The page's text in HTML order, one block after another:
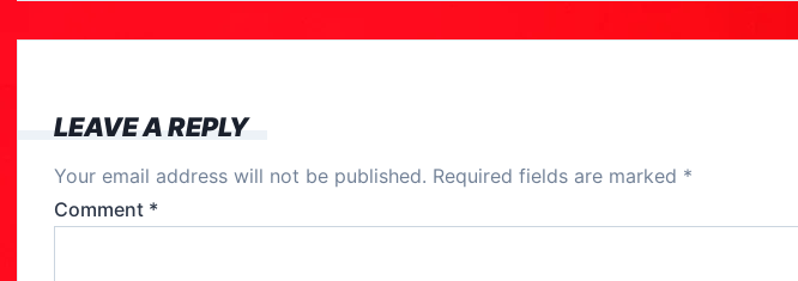
e
k
o l
e
LEAVE A REPLY
Your email address will not be published. Required fields are marked *
Comment *